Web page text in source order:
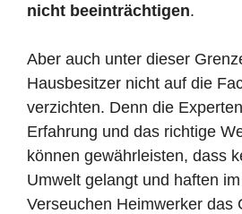
nicht beeinträchtigen.
Aber auch unter dieser
Hausbesitzer nicht auf die
verzichten. Denn die
Erfahrung und das richtige
können gewährleisten, dass
Umwelt gelangt und haften
Verseuchen Heimwerker das